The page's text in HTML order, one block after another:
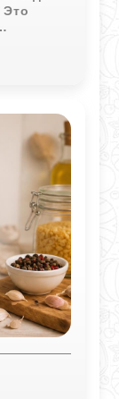
без
плиты.
ярким и